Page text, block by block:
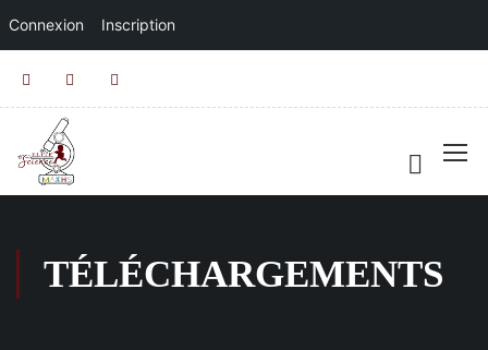
Connexion Inscription
TÉLÉCHARGEMENTS